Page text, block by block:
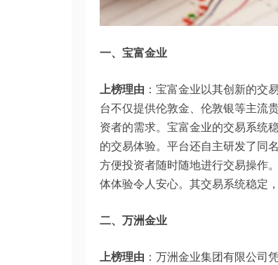
一、宝富金业
上榜理由 ：宝富金业以其创新的交
台不仅提供伦敦金、伦敦银等主流
资者的需求。宝富金业的交易系统
的交易体验。平台还自主研发了同
方便投资者随时随地进行交易操作
体体验令人安心。其交易系统稳定
二、万洲金业
上榜理由 ：万洲金业集团有限公司